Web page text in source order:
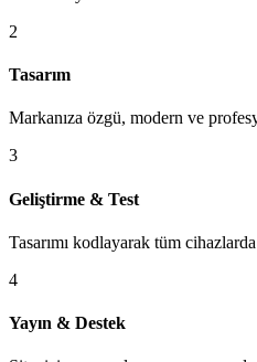
2
Tasarım
Markanıza özgü, modern ve
3
Geliştirme & Test
Tasarımı kodlayarak tüm
4
Yayın & Destek